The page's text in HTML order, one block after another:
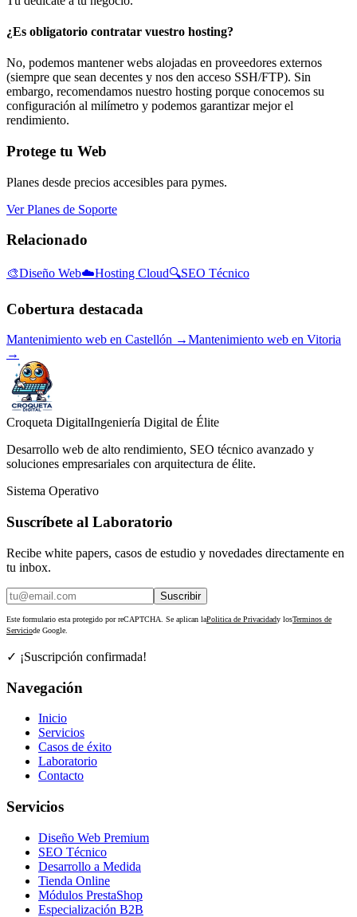
¿Es obligatorio contratar vuestro hosting?
No, podemos mantener webs alojadas en proveedores externos
(siempre que sean decentes y nos den acceso SSH/FTP). Sin
embargo, recomendamos nuestro hosting porque conocemos su
configuración al milímetro y podemos garantizar mejor el
rendimiento.
Protege tu Web
Planes desde precios accesibles para pymes.
Ver Planes de Soporte
Relacionado
🎨Diseño Web☁️Hosting Cloud🔍SEO Técnico
Cobertura destacada
Mantenimiento web en Castellón →Mantenimiento web en Vitoria
→
Croqueta DigitalIngeniería Digital de Élite
Desarrollo web de alto rendimiento, SEO técnico avanzado y
soluciones empresariales con arquitectura de élite.
Sistema Operativo
Suscríbete al Laboratorio
Recibe white papers, casos de estudio y novedades directamente en
tu inbox.
Suscribir
Este formulario esta protegido por reCAPTCHA. Se aplican laPolitica de Privacidady losTerminos de
Serviciode Google.
✓ ¡Suscripción confirmada!
Navegación
Inicio
Servicios
Casos de éxito
Laboratorio
Contacto
Servicios
Diseño Web Premium
SEO Técnico
Desarrollo a Medida
Tienda Online
Módulos PrestaShop
Especialización B2B